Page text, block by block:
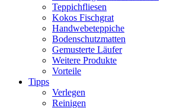
Teppichfliesen
Kokos Fischgrat
Handwebeteppiche
Bodenschutzmatten
Gemusterte Läufer
Weitere Produkte
Vorteile
Tipps
Verlegen
Reinigen